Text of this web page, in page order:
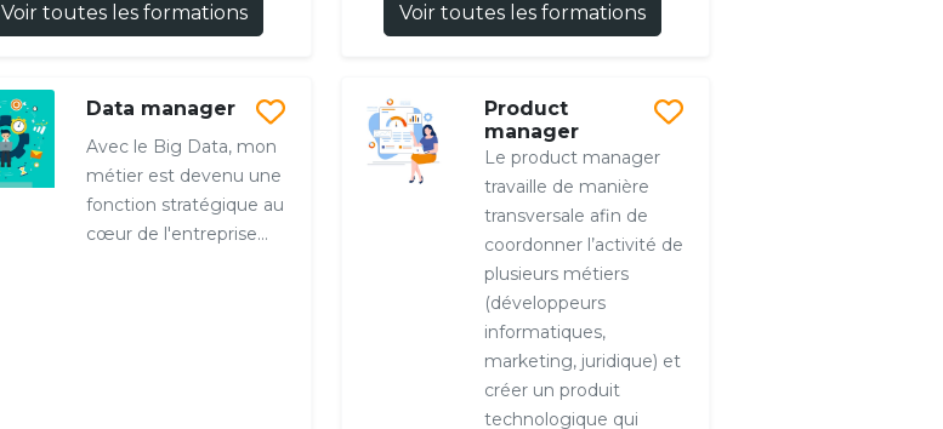
Voir toutes les formations Voir toutes les formations
Data manager
Avec le Big Data, mon
métier est devenu une
fonction stratégique au
cœur de l'entreprise...
Product
manager
Le product manager
travaille de manière
transversale afin de
coordonner l’activité de
plusieurs métiers
(développeurs
informatiques,
marketing, juridique) et
créer un produit
technologique qui